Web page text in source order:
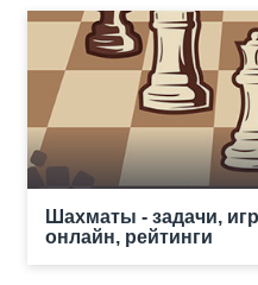
Шахматы - задачи,
онлайн, рейтинги